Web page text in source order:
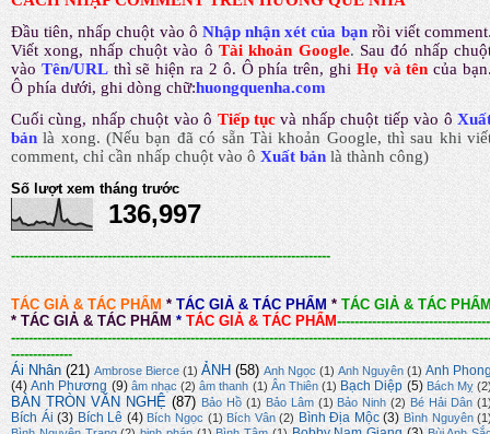
Đầu tiên, nhấp chuột vào ô Nhập nhận xét của bạn rồi viết comment
Viết xong, nhấp chuột vào ô Tài khoản Google. Sau đó nhấp
vào Tên/URL thì sẽ hiện ra 2 ô. Ô phía trên, ghiHọ và tên của
Ô phía dưới, ghi dòng chữ:huongquenha.com
Cuối cùng, nhấp chuột vào ô Tiếp tục và nhấp chuột tiếp vào ô
bản là xong.(Nếu bạn đã có sẵn Tài khoản Google, thì sau khi
comment, chỉ cần nhấp chuột vào ôXuất bảnlà thành công)
Số lượt xem tháng trước
136,997
-------------------------------------------------------------------------
TÁC GIẢ & TÁC PHẨM * TÁC GIẢ & TÁC PHẨM * TÁC GIẢ & TÁC
* TÁC GIẢ & TÁC PHẨM * TÁC GIẢ & TÁC PHẨM-----------------------------------
--------------
Ái Nhân (21) Ambrose Bierce (1) ẢNH (58) Anh Ngọc (1) Anh Nguyên (1) Anh
(4) Anh Phương (9) âm nhạc (2) âm thanh (1) Ân Thiên (1) Bạch Diệp (5) Bách Mỵ
BÀN TRÒN VĂN NGHỆ (87) Bảo Hồ (1) Bảo Lâm (1) Bảo Ninh (2) Bé Hải Dân
Bích Ái (3) Bích Lê (4) Bích Ngọc (1) Bích Vân (2) Bình Địa Mộc (3) Bình Nguyên